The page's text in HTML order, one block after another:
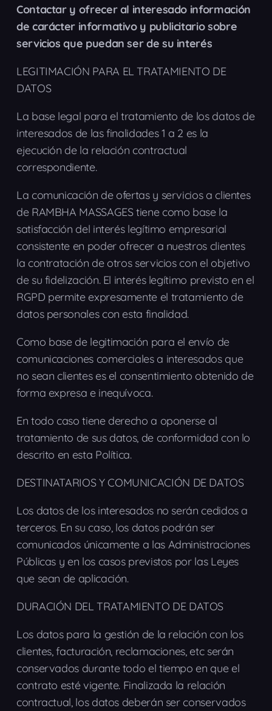
Contactar y ofrecer al interesado información
de carácter informativo y publicitario sobre
servicios que puedan ser de su interés
LEGITIMACIÓN PARA EL TRATAMIENTO DE
DATOS
La base legal para el tratamiento de los datos de
interesados de las finalidades 1 a 2 es la
ejecución de la relación contractual
correspondiente.
La comunicación de ofertas y servicios a clientes
de RAMBHA MASSAGES tiene como base la
satisfacción del interés legítimo empresarial
consistente en poder ofrecer a nuestros clientes
la contratación de otros servicios con el objetivo
de su fidelización. El interés legítimo previsto en el
RGPD permite expresamente el tratamiento de
datos personales con esta finalidad.
Como base de legitimación para el envío de
comunicaciones comerciales a interesados que
no sean clientes es el consentimiento obtenido de
forma expresa e inequívoca.
En todo caso tiene derecho a oponerse al
tratamiento de sus datos, de conformidad con lo
descrito en esta Política.
DESTINATARIOS Y COMUNICACIÓN DE DATOS
Los datos de los interesados no serán cedidos a
terceros. En su caso, los datos podrán ser
comunicados únicamente a las Administraciones
Públicas y en los casos previstos por las Leyes
que sean de aplicación.
DURACIÓN DEL TRATAMIENTO DE DATOS
Los datos para la gestión de la relación con los
clientes, facturación, reclamaciones, etc serán
conservados durante todo el tiempo en que el
contrato esté vigente. Finalizada la relación
contractual, los datos deberán ser conservados